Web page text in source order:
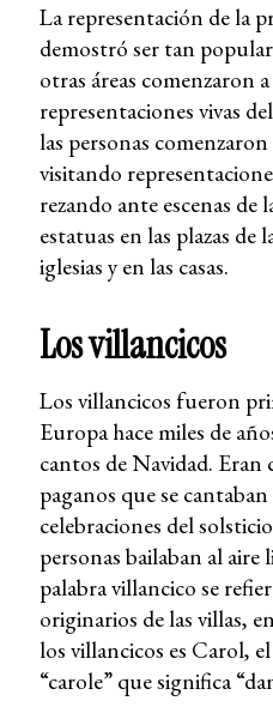
La representación de la
demostró ser tan
otras áreas comenzaron
representaciones vivas
las personas
visitando
rezando ante escenas de
estatuas en las plazas de
iglesias y en las casas.
Los villancicos
Los villancicos fueron
Europa hace miles de
cantos de Navidad. Eran
paganos que se
celebraciones del
personas bailaban al
palabra villancico se
originarios de las villas,
los villancicos es Carol,
“carole” que significa